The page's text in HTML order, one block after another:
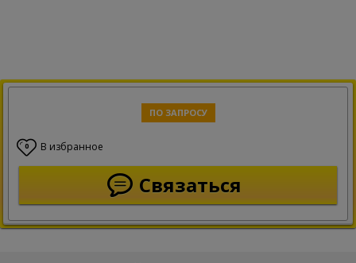
ПО ЗАПРОСУ
0 В избранное
Связаться